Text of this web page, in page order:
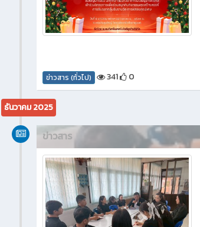
ข่าวสาร (ทั่วไป) 341 0
ธันวาคม 2025
ข่าวสาร